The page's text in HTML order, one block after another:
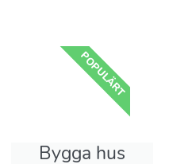
Bygga hus
POPULÄRT